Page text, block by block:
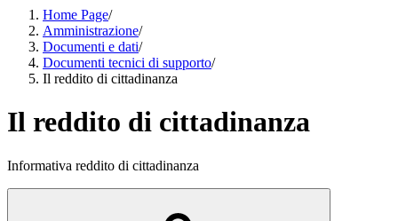
Home Page/
Amministrazione/
Documenti e dati/
Documenti tecnici di supporto/
Il reddito di cittadinanza
Il reddito di cittadinanza
Informativa reddito di cittadinanza